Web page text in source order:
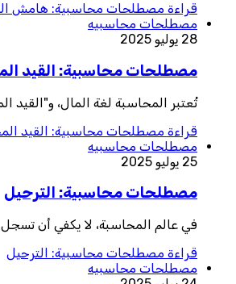
قراءة مصطلحات محاسبية: هامش
مصطلحات محاسبيه
28 يوليو 2025
مصطلحات محاسبية: القيد
تُعتبر المحاسبة لغة المال،
قراءة مصطلحات محاسبية: القيد
مصطلحات محاسبيه
25 يوليو 2025
مصطلحات محاسبية: الترحيل
في عالم المحاسبة، لا يكفي أن
قراءة مصطلحات محاسبية: الترحيل
مصطلحات محاسبيه